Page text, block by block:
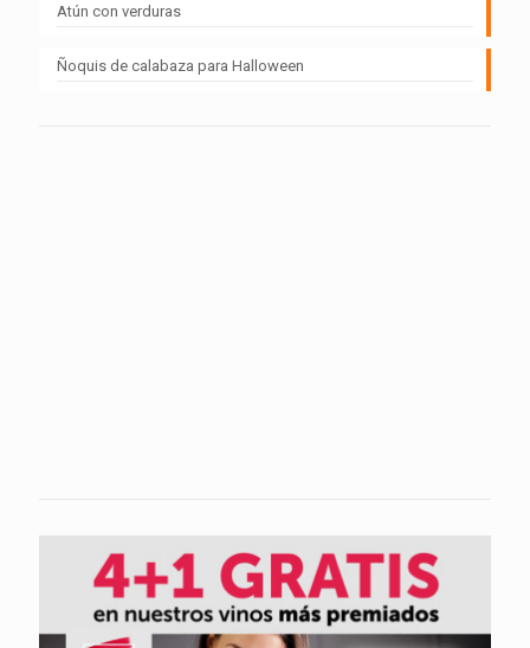
Atún con verduras
Ñoquis de calabaza para Halloween